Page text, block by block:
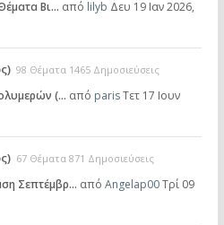
Βι… από lilyb Δευ 19 Ιαν 2026,
98 Θέματα 1465 Δημοσιεύσεις
(… από parisΤετ 17 Ιουν
67 Θέματα 871 Δημοσιεύσεις
Σεπτέμβρ… από Angelap00Τρί 09